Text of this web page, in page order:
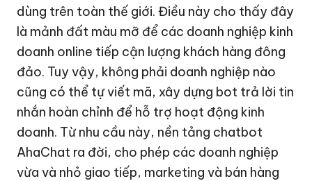
dùng trên toàn thế giới. Điều này cho thấy đây
là mảnh đất màu mỡ để các doanh nghiệp kinh
doanh online tiếp cận lượng khách hàng đông
đảo. Tuy vậy, không phải doanh nghiệp nào
cũng có thể tự viết mã, xây dựng bot trả lời tin
nhắn hoàn chỉnh để hỗ trợ hoạt động kinh
doanh. Từ nhu cầu này, nền tảng chatbot
AhaChat ra đời, cho phép các doanh nghiệp
vừa và nhỏ giao tiếp, marketing và bán hàng